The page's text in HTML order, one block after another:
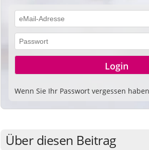
Wenn Sie Ihr Passwort vergessen
Über diesen Beitrag